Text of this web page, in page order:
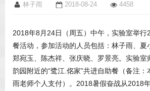
林子雨 2018-08-24 4458
2018年8月24日（周五）中午，实验室举行
餐活动，参加活动的人员包括：林子雨、夏
郑宛玉、陈杰祥、张庆晓、罗景亮。实验室
韵园附近的“鹭江.佲家”共进自助餐（备注
雨老师个人支付）。2018暑假奋战从2018